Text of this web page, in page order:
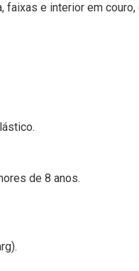
e interior em
de 8 anos.